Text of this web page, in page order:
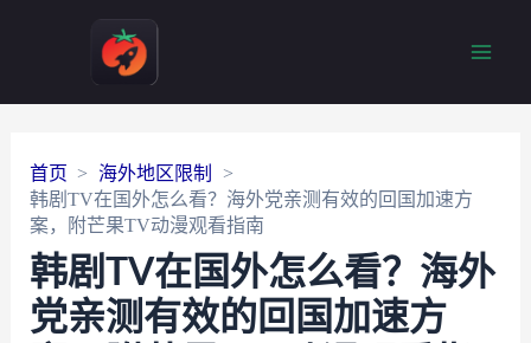
首页
海外地区限制
韩剧TV在国外怎么看？海外党亲测有效的回国加速方
案，附芒果TV动漫观看指南
韩剧TV在国外怎么看？海外
党亲测有效的回国加速方